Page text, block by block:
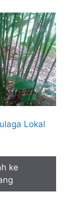
Lokal
ke